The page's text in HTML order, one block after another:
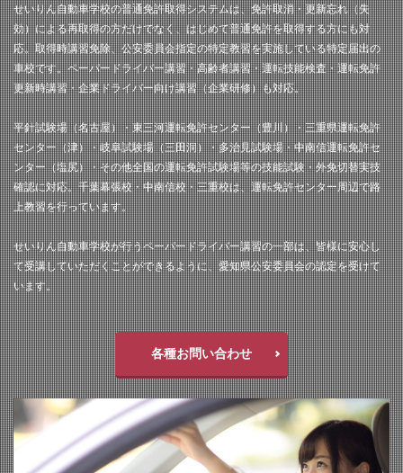
せいりん自動車学校の普通免許取得システムは、免許取消・更新忘れ（失
効）による再取得の方だけでなく、はじめて普通免許を取得する方にも対
応。取得時講習免除、公安委員会指定の特定教習を実施している特定届出の
車校です。ペーパードライバー講習・高齢者講習・運転技能検査・運転免許
更新時講習・企業ドライバー向け講習（企業研修）も対応。
平針試験場（名古屋）・東三河運転免許センター（豊川）・三重県運転免許
センター（津）・岐阜試験場（三田洞）・多治見試験場・中南信運転免許セ
ンター（塩尻）・その他全国の運転免許試験場等の技能試験・外免切替実技
確認に対応。千葉幕張校・中南信校・三重校は、運転免許センター周辺で路
上教習を行っています。
せいりん自動車学校が行うペーパードライバー講習の一部は、皆様に安心し
て受講していただくことができるように、愛知県公安委員会の認定を受けて
います。
各種お問い合わせ